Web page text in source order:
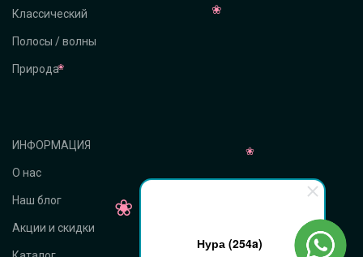
Нура (254a)
Классический
Полосы / волны
Природа
ИНФОРМАЦИЯ
О нас
Наш блог
Акции и скидки